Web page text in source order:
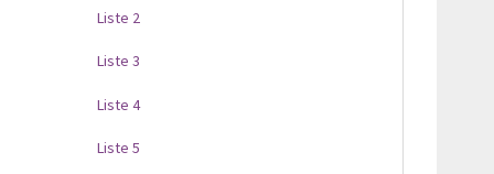
Liste 2
Liste 3
Liste 4
Liste 5